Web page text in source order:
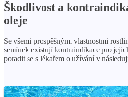
Škodlivost a
oleje
Se všemi prospěšnými vlastnostmi
semínek existují kontraindikace pro
poradit se s lékařem o užívání v